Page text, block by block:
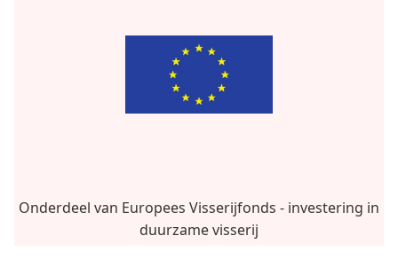
Onderdeel van Europees Visserijfonds - investering in
duurzame visserij